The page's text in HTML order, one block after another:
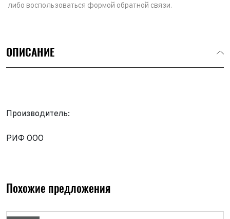
либо воспользоваться формой обратной связи.
ОПИСАНИЕ
Производитель:
РИФ ООО
Похожие предложения
ФИО*
Телефон*
Заявка на оценку
ФИО*